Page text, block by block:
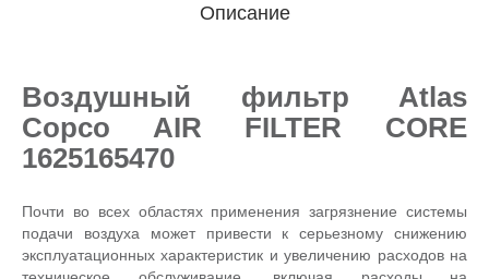
Описание
Воздушный фильтр Atlas
Copco AIR FILTER CORE
1625165470
Почти во всех областях применения загрязнение системы
подачи воздуха может привести к серьезному снижению
эксплуатационных характеристик и увеличению расходов на